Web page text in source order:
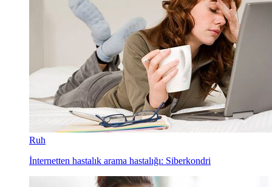
Ruh
İnternetten hastalık arama hastalığı: Siberkondri